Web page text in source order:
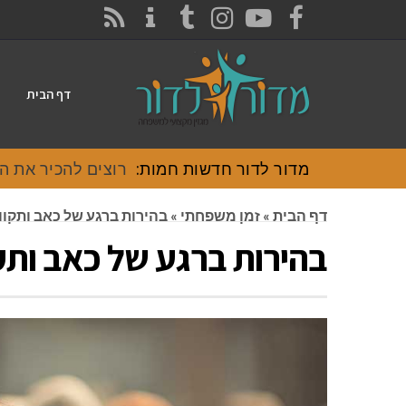
FACEBOOK
YOUTUBE
INSTAGRAM
TUMBLR
דף הבית
מדור לדור חדשות חמות: רוצים להכיר את
דף הבית » זמן משפחתי » בהירות ברגע של כאב
בהירות ברגע של כאב